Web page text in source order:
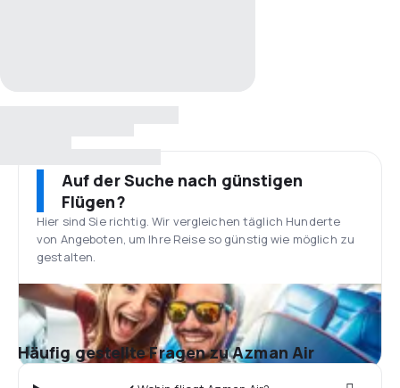
Auf der Suche nach günstigen
Flügen?
Hier sind Sie richtig. Wir vergleichen täglich Hunderte
von Angeboten, um Ihre Reise so günstig wie möglich zu
gestalten.
Häufig gestellte Fragen zu Azman Air